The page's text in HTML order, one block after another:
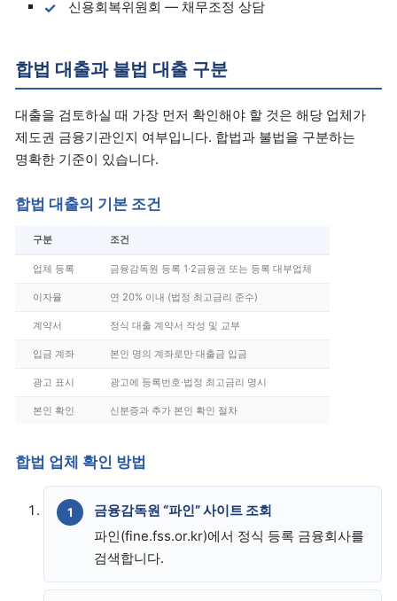
신용회복위원회 — 채무조정 상담
합법 대출과 불법 대출 구분
대출을 검토하실 때 가장 먼저 확인해야 할 것은 해당 업체가
제도권 금융기관인지 여부입니다. 합법과 불법을 구분하는
명확한 기준이 있습니다.
합법 대출의 기본 조건
구분 조건
업체 등록 금융감독원 등록 1·2금융권 또는 등록 대부업체
이자율 연 20% 이내 (법정 최고금리 준수)
계약서 정식 대출 계약서 작성 및 교부
입금 계좌 본인 명의 계좌로만 대출금 입금
광고 표시 광고에 등록번호·법정 최고금리 명시
본인 확인 신분증과 추가 본인 확인 절차
합법 업체 확인 방법
금융감독원 “파인” 사이트 조회
파인(fine.fss.or.kr)에서 정식 등록 금융회사를
검색합니다.